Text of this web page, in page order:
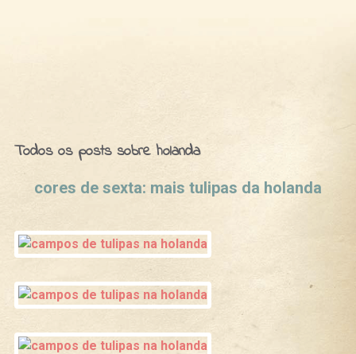
Todos os posts sobre holanda
cores de sexta: mais tulipas da holanda